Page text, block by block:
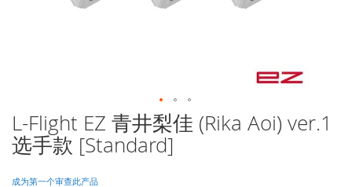
L-Flight EZ 青井梨佳 (Rika Aoi) ver.1
选手款 [Standard]
成为第一个审查此产品
跳
转
到
像